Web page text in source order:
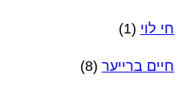
חי לוי (1)
חיים ברייער (8)